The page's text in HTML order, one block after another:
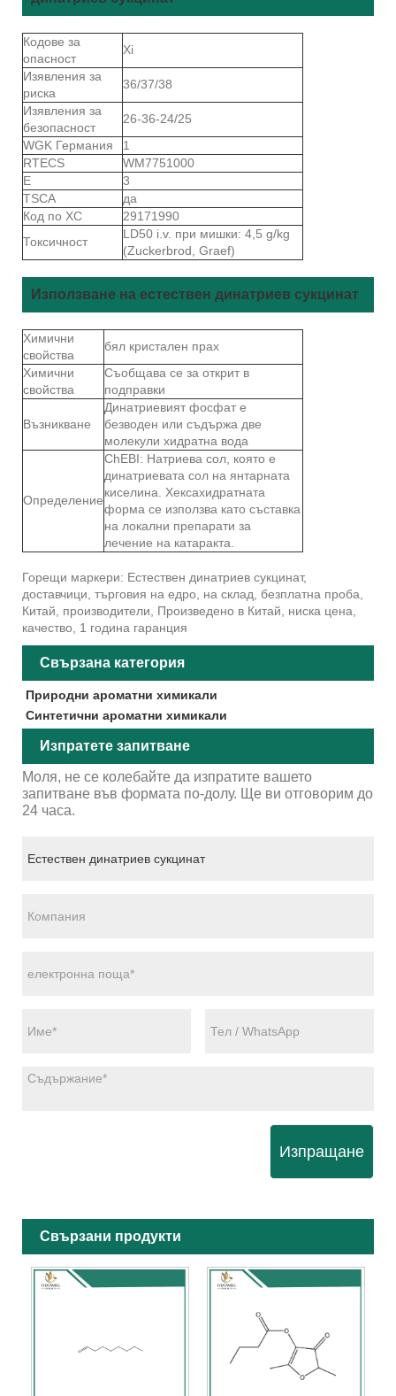
Кодове за
опасност
Xi
Изявления за
риска
36/37/38
Изявления за
безопасност
26-36-24/25
WGK Германия
1
RTECS
WM7751000
Е
3
TSCA
да
Код по ХС
29171990
Токсичност
LD50 i.v. при мишки: 4,5 g/kg
(Zuckerbrod, Graef)
Използване на естествен динатриев сукцинат
Химични
свойства
бял кристален прах
Химични
свойства
Съобщава се за открит в
подправки
Възникване
Динатриевият фосфат е
безводен или съдържа две
молекули хидратна вода
Определение
ChEBI: Натриева сол, която е
динатриевата сол на янтарната
киселина. Хексахидратната
форма се използва като съставка
на локални препарати за
лечение на катаракта.
Горещи маркери: Естествен динатриев сукцинат,
доставчици, търговия на едро, на склад, безплатна проба,
Китай, производители, Произведено в Китай, ниска цена,
качество, 1 година гаранция
Свързана категория
Природни ароматни химикали
Синтетични ароматни химикали
Изпратете запитване
Моля, не се колебайте да изпратите вашето
запитване във формата по-долу. Ще ви отговорим до
24 часа.
Изпращане
Свързани продукти